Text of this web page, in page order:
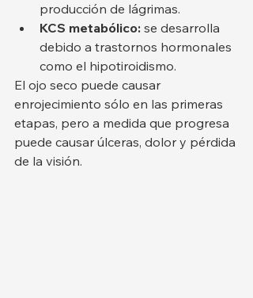
producción de lágrimas.
KCS metabólico: se desarrolla
debido a trastornos hormonales
como el hipotiroidismo.
El ojo seco puede causar
enrojecimiento sólo en las primeras
etapas, pero a medida que progresa
puede causar úlceras, dolor y pérdida
de la visión.